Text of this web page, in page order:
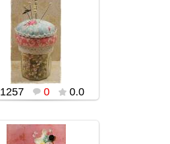
02.02.2016
popularsge
1257 0 0.0